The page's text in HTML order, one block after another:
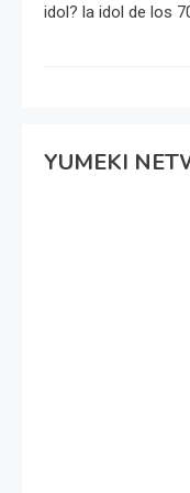
idol? la idol de los
YUMEKI